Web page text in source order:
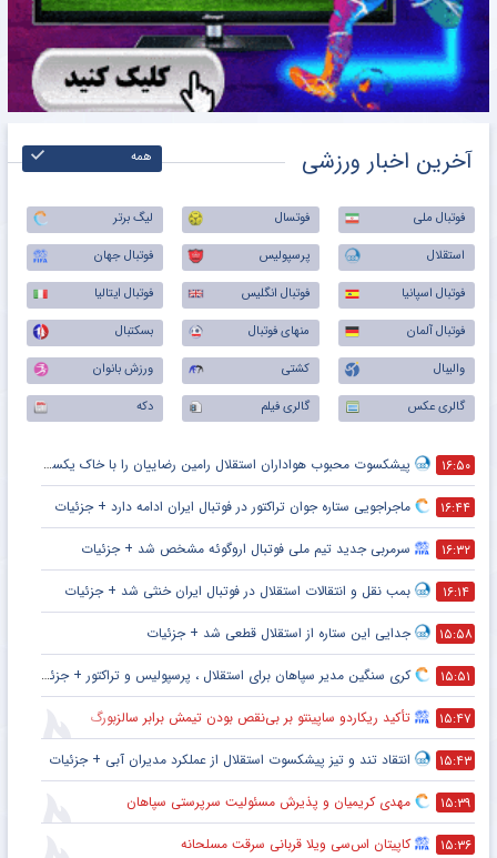
آخرین اخبار ورزشی همه
فوتبال ملی فوتسال
لیگ برتر
استقلال
پرسپولیس
فوتبال جهان
فوتبال اسپانیا
فوتبال انگلیس
فوتبال ایتالیا
فوتبال آلمان
منهای فوتبال
بسکتبال
والیبال
کشتی
ورزش بانوان
گالری عکس
گالری فیلم دکه
۱۶:۵۰ پیشکسوت محبوب هواداران استقلال رامین رضاییان را با خاک یکسان کرد + جزئیات
۱۶:۴۴ ماجراجویی ستاره جوان تراکتور در فوتبال ایران ادامه دارد + جزئیات
۱۶:۳۲ سرمربی جدید تیم ملی فوتبال اروگوئه مشخص شد + جزئیات
۱۶:۱۴ بمب نقل و انتقالات استقلال در فوتبال ایران خنثی شد + جزئیات
۱۵:۵۸ جدایی این ستاره از استقلال قطعی شد + جزئیات
۱۵:۵۱ کری سنگین مدیر سپاهان برای استقلال ، پرسپولیس و تراکتور + جزئیات
۱۵:۴۷ تأکید ریکاردو ساپینتو بر بی‌نقص بودن تیمش برابر سالزبورگ
۱۵:۴۳ انتقاد تند و تیز پیشکسوت استقلال از عملکرد مدیران آبی + جزئیات
۱۵:۳۹ مهدی کریمیان و پذیرش مسئولیت سرپرستی سپاهان
۱۵:۳۶ کاپیتان اس‌سی ویلا قربانی سرقت مسلحانه